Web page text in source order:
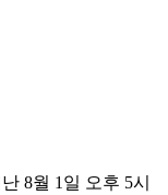
8월 1일 오후 5시